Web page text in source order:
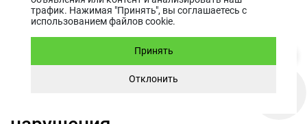
или обращаться к клиентам за границей, то
должен уточнить, подлежат ли его услуги
лицензированию в выбранной стране.
трафик. Нажимая "Принять", вы соглашаетесь с
использованием файлов cookie.
Принять
Отклонить